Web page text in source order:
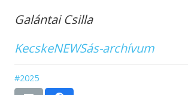
Galántai Csilla
KecskeNEWSás-archívum
#2025